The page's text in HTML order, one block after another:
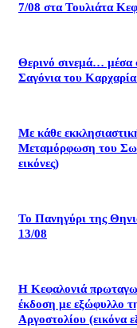
7/08 στα Τουλιάτα
Θερινό σινεμά…
Σαγόνια του
Με κάθε
Μεταμόρφωση του
εικόνες)
Το Πανηγύρι της
13/08
Η Κεφαλονιά
έκδοση με εξώφυλλο
Αργοστολίου (εικόνα